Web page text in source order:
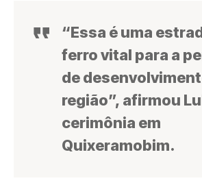
“Essa é uma
ferro vital para a
de
região”, afirmou
cerimônia em
Quixeramobim.